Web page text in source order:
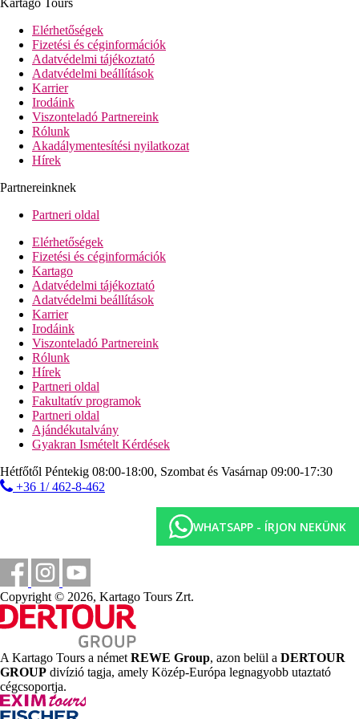
Kartago Tours
Elérhetőségek
Fizetési és céginformációk
Adatvédelmi tájékoztató
Adatvédelmi beállítások
Karrier
Irodáink
Viszonteladó Partnereink
Rólunk
Akadálymentesítési nyilatkozat
Hírek
Partnereinknek
Partneri oldal
Elérhetőségek
Fizetési és céginformációk
Kartago
Adatvédelmi tájékoztató
Adatvédelmi beállítások
Karrier
Irodáink
Viszonteladó Partnereink
Rólunk
Hírek
Partneri oldal
Fakultatív programok
Partneri oldal
Ajándékutalvány
Gyakran Ismételt Kérdések
Hétfőtől Péntekig 08:00-18:00, Szombat és Vasárnap 09:00-17:30
+36 1/ 462-8-462
WHATSAPP - ÍRJON NEKÜNK
Copyright © 2026, Kartago Tours Zrt.
A Kartago Tours a német REWE Group, azon belül a DERTOUR
GROUP divízió tagja, amely Közép-Európa legnagyobb utaztató
cégcsoportja.